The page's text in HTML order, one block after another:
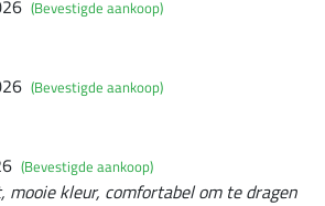
(Bevestigde aankoop)
(Bevestigde aankoop)
(Bevestigde aankoop)
kleur, comfortabel om te dragen